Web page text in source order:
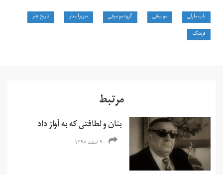
باب مارلی موسیقی گروه موسیقی سوپراستار
تاریخ هنر
فرهنگ
مرتبط
بنان و لطافتی که به آواز داد
۹ اسفند ۱۳۹۸